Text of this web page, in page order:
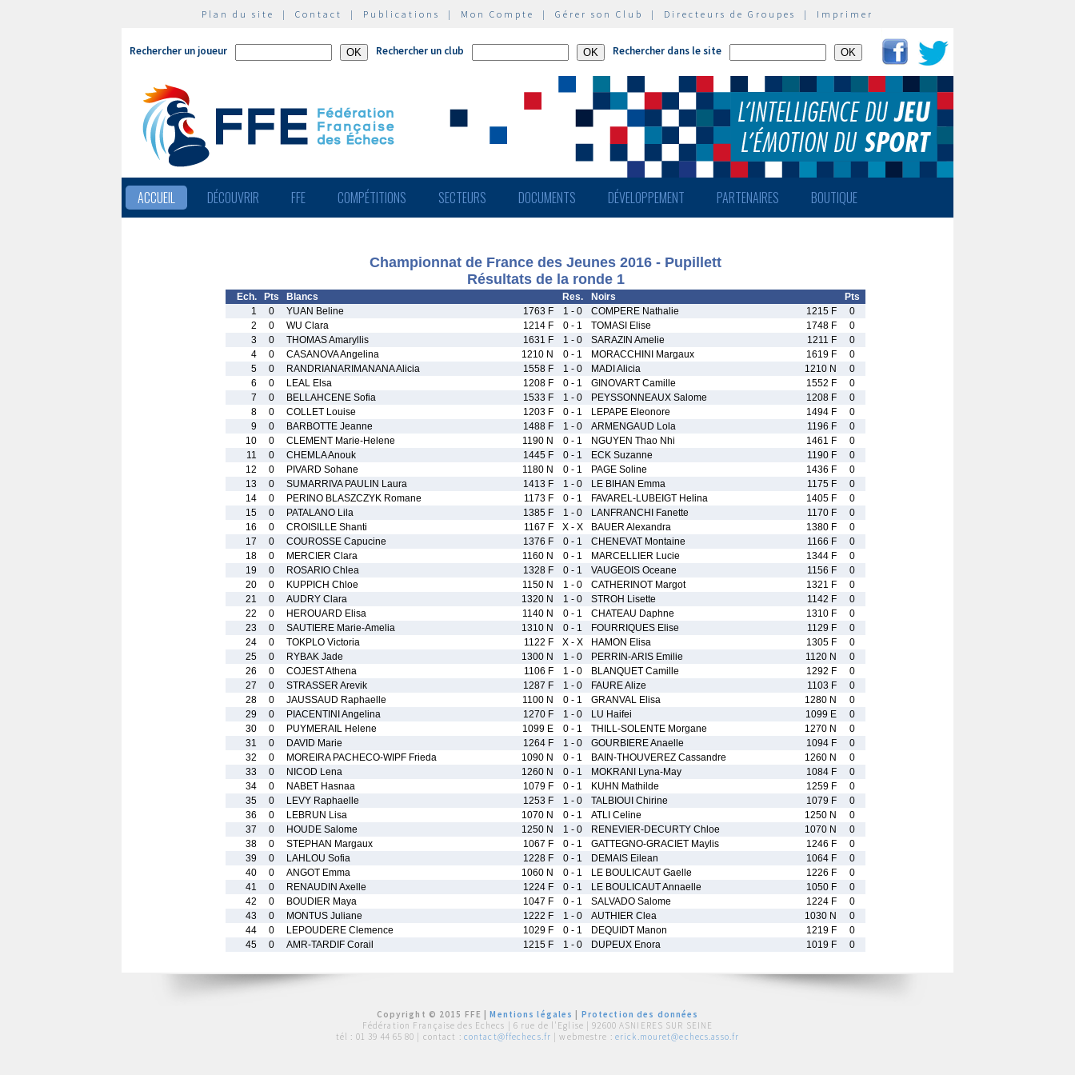
Plan du site | Contact | Publications | Mon Compte | Gérer son Club | Directeurs de Groupes | Imprimer
Rechercher un joueur Rechercher un club Rechercher dans le site
ACCUEIL DÉCOUVRIR FFE COMPÉTITIONS SECTEURS DOCUMENTS DÉVELOPPEMENT PARTENAIRES BOUTIQUE
Championnat de France des Jeunes 2016 - Pupillett
Résultats de la ronde 1
Ech. Pts Blancs Res. Noirs
Pts
1
0 YUAN Beline 1763 F 1 - 0 COMPERE Nathalie 1215 F
0
2
0 WU Clara 1214 F 0 - 1 TOMASI Elise 1748 F
0
3
0 THOMAS Amaryllis 1631 F 1 - 0 SARAZIN Amelie 1211 F
0
4
0 CASANOVA Angelina 1210 N 0 - 1 MORACCHINI Margaux 1619 F
0
5
0 RANDRIANARIMANANA Alicia 1558 F 1 - 0 MADI Alicia 1210 N
0
6
0 LEAL Elsa 1208 F 0 - 1 GINOVART Camille 1552 F
0
7
0 BELLAHCENE Sofia 1533 F 1 - 0 PEYSSONNEAUX Salome 1208 F
0
8
0 COLLET Louise 1203 F 0 - 1 LEPAPE Eleonore 1494 F
0
9
0 BARBOTTE Jeanne 1488 F 1 - 0 ARMENGAUD Lola 1196 F
0
10
0 CLEMENT Marie-Helene 1190 N 0 - 1 NGUYEN Thao Nhi 1461 F
0
11
0 CHEMLA Anouk 1445 F 0 - 1 ECK Suzanne 1190 F
0
12
0 PIVARD Sohane 1180 N 0 - 1 PAGE Soline 1436 F
0
13
0 SUMARRIVA PAULIN Laura 1413 F 1 - 0 LE BIHAN Emma 1175 F
0
14
0 PERINO BLASZCZYK Romane 1173 F 0 - 1 FAVAREL-LUBEIGT Helina 1405 F
0
15
0 PATALANO Lila 1385 F 1 - 0 LANFRANCHI Fanette 1170 F
0
16
0 CROISILLE Shanti 1167 F X - X BAUER Alexandra 1380 F
0
17
0 COUROSSE Capucine 1376 F 0 - 1 CHENEVAT Montaine 1166 F
0
18
0 MERCIER Clara 1160 N 0 - 1 MARCELLIER Lucie 1344 F
0
19
0 ROSARIO Chlea 1328 F 0 - 1 VAUGEOIS Oceane 1156 F
0
20
0 KUPPICH Chloe 1150 N 1 - 0 CATHERINOT Margot 1321 F
0
21
0 AUDRY Clara 1320 N 1 - 0 STROH Lisette 1142 F
0
22
0 HEROUARD Elisa 1140 N 0 - 1 CHATEAU Daphne 1310 F
0
23
0 SAUTIERE Marie-Amelia 1310 N 0 - 1 FOURRIQUES Elise 1129 F
0
24
0 TOKPLO Victoria 1122 F X - X HAMON Elisa 1305 F
0
25
0 RYBAK Jade 1300 N 1 - 0 PERRIN-ARIS Emilie 1120 N
0
26
0 COJEST Athena 1106 F 1 - 0 BLANQUET Camille 1292 F
0
27
0 STRASSER Arevik 1287 F 1 - 0 FAURE Alize 1103 F
0
28
0 JAUSSAUD Raphaelle 1100 N 0 - 1 GRANVAL Elisa 1280 N
0
29
0 PIACENTINI Angelina 1270 F 1 - 0 LU Haifei 1099 E
0
30
0 PUYMERAIL Helene 1099 E 0 - 1 THILL-SOLENTE Morgane 1270 N
0
31
0 DAVID Marie 1264 F 1 - 0 GOURBIERE Anaelle 1094 F
0
32
0 MOREIRA PACHECO-WIPF Frieda 1090 N 0 - 1 BAIN-THOUVEREZ Cassandre 1260 N
0
33
0 NICOD Lena 1260 N 0 - 1 MOKRANI Lyna-May 1084 F
0
34
0 NABET Hasnaa 1079 F 0 - 1 KUHN Mathilde 1259 F
0
35
0 LEVY Raphaelle 1253 F 1 - 0 TALBIOUI Chirine 1079 F
0
36
0 LEBRUN Lisa 1070 N 0 - 1 ATLI Celine 1250 N
0
37
0 HOUDE Salome 1250 N 1 - 0 RENEVIER-DECURTY Chloe 1070 N
0
38
0 STEPHAN Margaux 1067 F 0 - 1 GATTEGNO-GRACIET Maylis 1246 F
0
39
0 LAHLOU Sofia 1228 F 0 - 1 DEMAIS Eilean 1064 F
0
40
0 ANGOT Emma 1060 N 0 - 1 LE BOULICAUT Gaelle 1226 F
0
41
0 RENAUDIN Axelle 1224 F 0 - 1 LE BOULICAUT Annaelle 1050 F
0
42
0 BOUDIER Maya 1047 F 0 - 1 SALVADO Salome 1224 F
0
43
0 MONTUS Juliane 1222 F 1 - 0 AUTHIER Clea 1030 N
0
44
0 LEPOUDERE Clemence 1029 F 0 - 1 DEQUIDT Manon 1219 F
0
45
0 AMR-TARDIF Corail 1215 F 1 - 0 DUPEUX Enora 1019 F 0
Copyright © 2015 FFE |Mentions légales
Protection des données
Fédération Française des Echecs | 6 rue de l'Eglise | 92600 ASNIERES SUR SEINE
tél : 01 39 44 65 80 | contact : contact@ffechecs.fr | webmestre : erick.mouret@echecs.asso.fr